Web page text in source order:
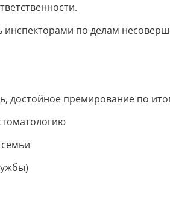
по делам
достойное премирование по